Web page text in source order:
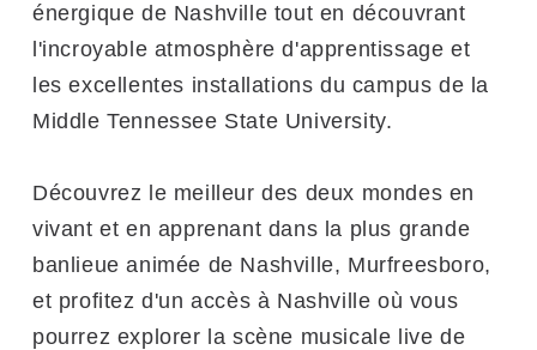
énergique de Nashville tout en découvrant
l'incroyable atmosphère d'apprentissage et
les excellentes installations du campus de la
Middle Tennessee State University.
Découvrez le meilleur des deux mondes en
vivant et en apprenant dans la plus grande
banlieue animée de Nashville, Murfreesboro,
et profitez d'un accès à Nashville où vous
pourrez explorer la scène musicale live de